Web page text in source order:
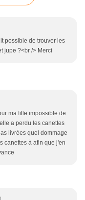
possible de trouver les
jupe ?<br /> Merci
ma fille impossible de
a perdu les canettes
livrées quel dommage
canettes à afin que j'en